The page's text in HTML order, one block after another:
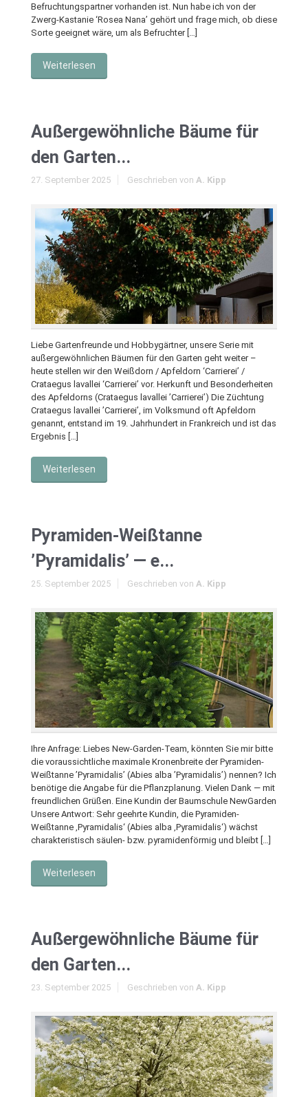
Befruchtungspartner vorhanden ist. Nun habe ich von der
Zwerg-Kastanie ‘Rosea Nana’ gehört und frage mich, ob diese
Sorte geeignet wäre, um als Befruchter […]
Weiterlesen
Außergewöhnliche Bäume für
den Garten...
27. September 2025 Geschrieben von A. Kipp
Liebe Gartenfreunde und Hobbygärtner, unsere Serie mit
außergewöhnlichen Bäumen für den Garten geht weiter –
heute stellen wir den Weißdorn / Apfeldorn ‘Carrierei’ /
Crataegus lavallei ‘Carrierei’ vor. Herkunft und Besonderheiten
des Apfeldorns (Crataegus lavallei ’Carrierei’) Die Züchtung
Crataegus lavallei ’Carrierei’, im Volksmund oft Apfeldorn
genannt, entstand im 19. Jahrhundert in Frankreich und ist das
Ergebnis […]
Weiterlesen
Pyramiden-Weißtanne
’Pyramidalis’ — e...
25. September 2025 Geschrieben von A. Kipp
Ihre Anfrage: Liebes New-Garden-Team, könnten Sie mir bitte
die voraussichtliche maximale Kronenbreite der Pyramiden-
Weißtanne ’Pyramidalis’ (Abies alba ’Pyramidalis’) nennen? Ich
benötige die Angabe für die Pflanzplanung. Vielen Dank — mit
freundlichen Grüßen. Eine Kundin der Baumschule NewGarden
Unsere Antwort: Sehr geehrte Kundin, die Pyramiden-
Weißtanne ‚Pyramidalis‘ (Abies alba ‚Pyramidalis‘) wächst
charakteristisch säulen- bzw. pyramidenförmig und bleibt […]
Weiterlesen
Außergewöhnliche Bäume für
den Garten...
23. September 2025 Geschrieben von A. Kipp